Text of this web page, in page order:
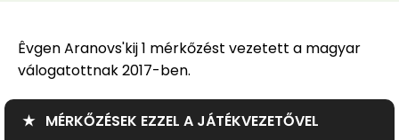
Êvgen Aranovs'kij 1 mérkőzést vezetett a magyar
válogatottnak 2017-ben.
★ MÉRKŐZÉSEK EZZEL A JÁTÉKVEZETŐVEL